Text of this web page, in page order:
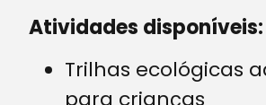
Atividades disponíveis:
Trilhas ecológicas
para crianças